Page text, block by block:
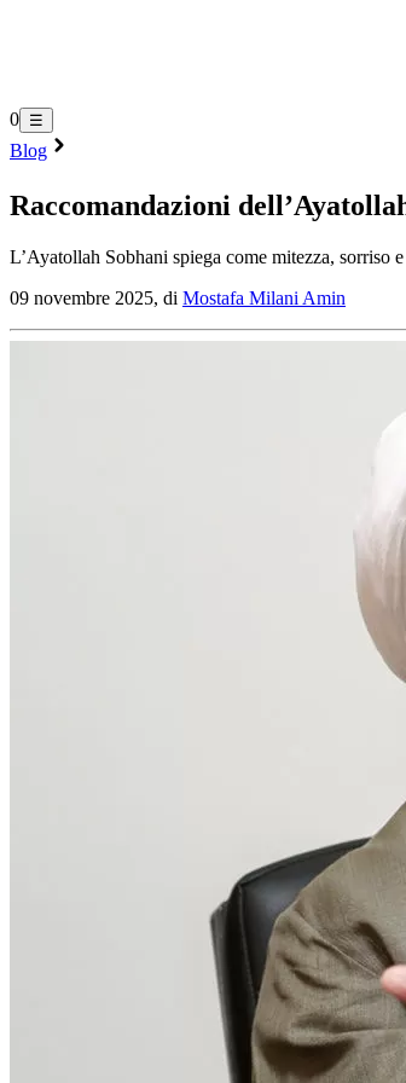
0 ☰
Blog
Raccomandazioni
L’Ayatollah Sobhani spiega come mitezza, sorriso
09 novembre 2025, di Mostafa Milani Amin